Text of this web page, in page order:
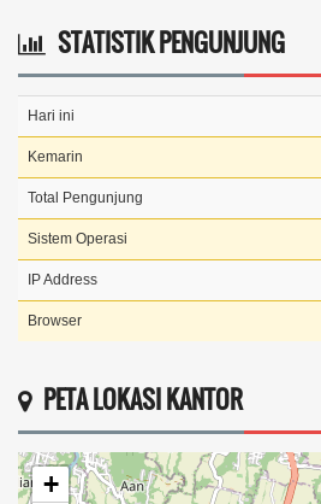
STATISTIK PENGUNJUNG
Hari ini
Kemarin
Total Pengunjung
Sistem Operasi
IP Address
Browser
PETA LOKASI KANTOR
+